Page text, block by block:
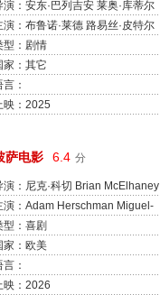
演：安东·巴列吉安 莱奥·库蒂尔
泰奥·厄斯塔洪
演：布鲁诺·莱德 路易丝·皮特尔
瑟芬·穆尔拉克 弗朗索瓦·奎克雷
拉·韦尔比茨卡亚 朱迪思·弗拉吉
拉·埃利亚斯 维吉妮·阿尔诺 帕梅
·勒莫尼耶·埃利亚斯 乔纳森·默尔
斯·布兹亚尼 苏赞妮·德芭奎 雷蒙
尔诺 莫妮克·克雷
型：剧情
家：其它
言：
映：2025
萨电影 6.4 分
演：尼克·科切 Brian McElhaney
演：Adam Herschman Miguel-
Garcia Hyde Healy Lydia
Tommy Armstrong Chelsea
Luke Burke Lucas Zelnick
Micho 瑞安·米乔 伽塔·马塔
型：喜剧
家：欧美
言：
映：2026